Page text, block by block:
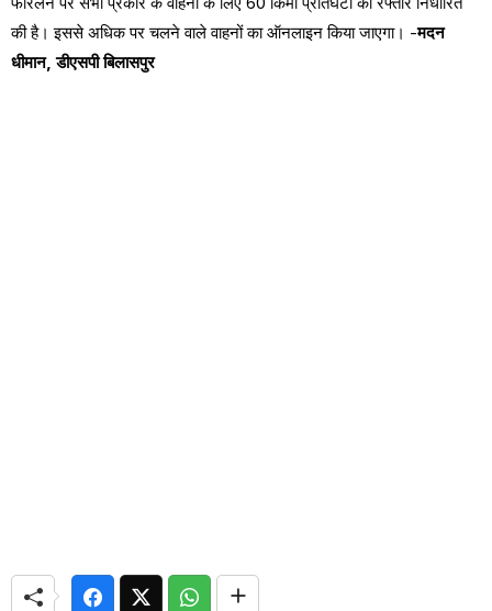
की है। इससे अधिक पर चलने वाले वाहनों का ऑनलाइन किया जाएगा। -मदन
धीमान, डीएसपी बिलासपुर